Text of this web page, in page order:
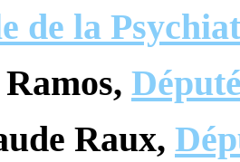
de la
Raux,